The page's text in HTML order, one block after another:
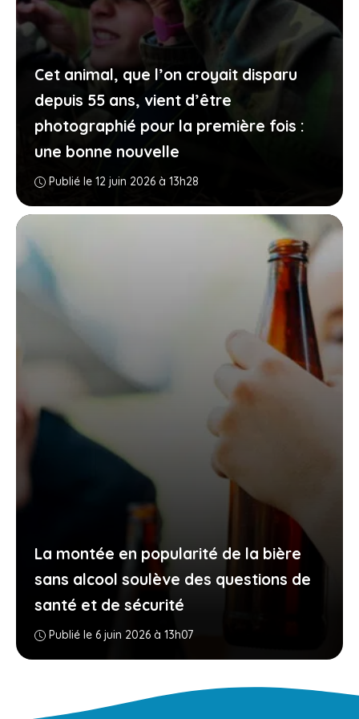
Cet animal, que l’on croyait disparu
depuis 55 ans, vient d’être
photographié pour la première fois :
une bonne nouvelle
Publié le 12 juin 2026 à 13h28
La montée en popularité de la bière
sans alcool soulève des questions de
santé et de sécurité
Publié le 6 juin 2026 à 13h07